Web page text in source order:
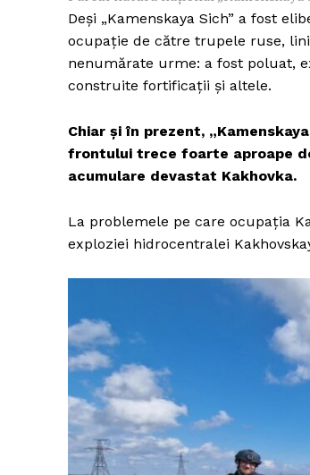
Deși „Kamenskaya Sich” a fost
ocupație de către trupele ruse,
nenumărate urme: a fost poluat,
construite fortificații și altele.
Chiar și în prezent,
frontului trece foarte aproape
acumulare devastat Kakhovka.
La problemele pe care ocupația
exploziei hidrocentralei